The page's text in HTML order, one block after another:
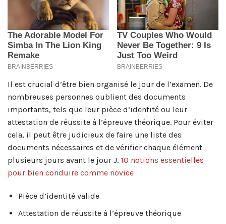
Il est crucial d’être bien organisé le jour de l’examen. De
nombreuses personnes oublient des documents
importants, tels que leur pièce d’identité ou leur
attestation de réussite à l’épreuve théorique. Pour éviter
cela, il peut être judicieux de faire une liste des
documents nécessaires et de vérifier chaque élément
plusieurs jours avant le jour J. 10 notions essentielles
pour bien conduire comme novice
Pièce d’identité valide
Attestation de réussite à l’épreuve théorique